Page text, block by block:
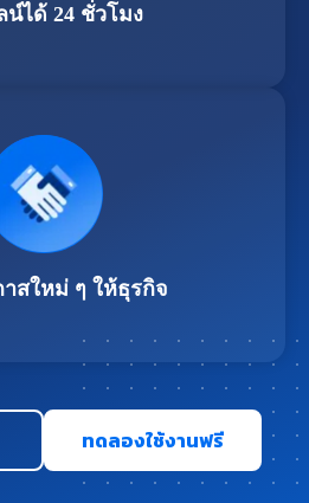
น์ได้ 24 ชั่วโมง
าสใหม่ ๆ ให้ธุรกิจ
ทดลองใช้งานฟรี